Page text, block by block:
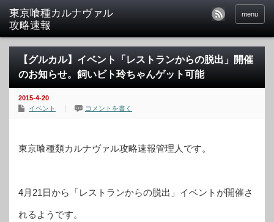
東京喰種カルナヴァル
攻略速報
menu
【グルカル】イベント「レストランからの脱出」開催
のお知らせ。飼いビト玲ちゃんゲット可能
2015-4-20
イベント
コメントを書く
東京喰種類カルナヴァル攻略速報管理人です。
4月21日から「レストランからの脱出」イベントが開催さ
れるようです。